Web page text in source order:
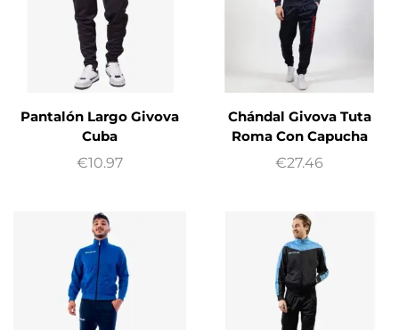
Pantalón Largo Givova
Cuba
€10.97
Chándal Givova Tuta
Roma Con Capucha
€27.46